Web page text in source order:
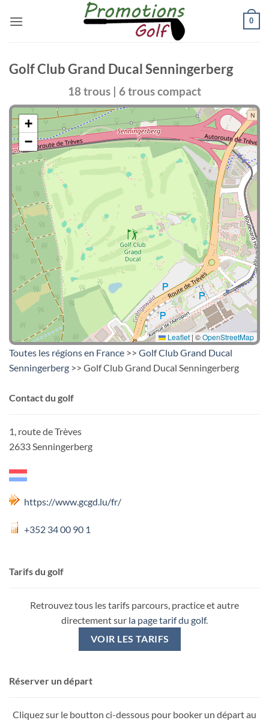
0
Golf Club Grand Ducal Senningerberg
18 trous | 6 trous compact
+
−
Leaflet | ©OpenStreetMap
Toutes les régions en France >> Golf Club Grand Ducal
Senningerberg >> Golf Club Grand Ducal Senningerberg
Contact du golf
1, route de Trèves
2633 Senningerberg
https://www.gcgd.lu/fr/
+352 34 00 90 1
Tarifs du golf
Retrouvez tous les tarifs parcours, practice et autre
directement sur la page tarif du golf.
VOIR LES TARIFS
Réserver un départ
Cliquez sur le boutton ci-dessous pour booker un départ au